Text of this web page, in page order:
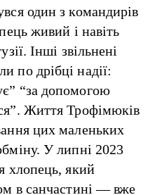
один з командирів
живий і навіть
Інші звільнені
по дрібці надії:
“за допомогою
Життя Трофімюків
цих маленьких
У липні 2023
хлопець, який
в санчастині — вже